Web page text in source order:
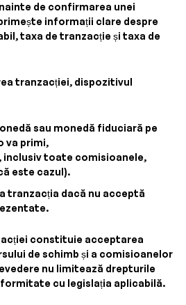
de confirmarea unei
informații clare despre
taxa de tranzacție și taxa de
tranzacției, dispozitivul
sau monedă fiduciară pe
va primi,
inclusiv toate comisioanele,
este cazul).
tranzacția dacă nu acceptă
constituie acceptarea
de schimb și a comisioanelor
nu limitează drepturile
cu legislația aplicabilă.